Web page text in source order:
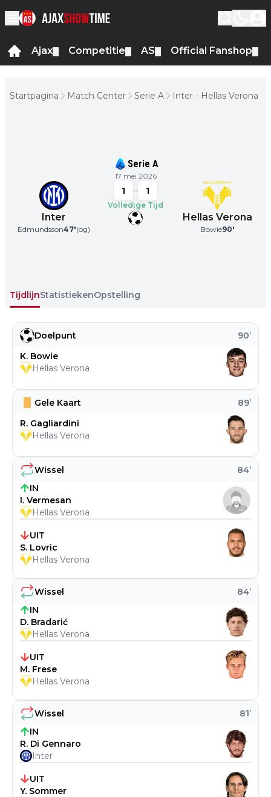
Ajax Competitie AS Official Fanshop
Startpagina Match Center Serie A Inter - Hellas Verona
Serie A
17 mei 2026
Inter
Edmundsson47'(og)
1 1
Volledige Tijd
Hellas Verona
Bowie90'
TijdlijnStatistiekenOpstelling
Wissel 81’
IN
R. Di Gennaro
Inter
UIT
Y. Sommer
Wissel 84’
IN
D. Bradarić
Hellas Verona
UIT
M. Frese
Hellas Verona
Wissel 84’
IN
I. Vermesan
Hellas Verona
UIT
S. Lovric
Hellas Verona
Gele Kaart 89’
R. Gagliardini
Hellas Verona
Doelpunt 90’
K. Bowie
Hellas Verona